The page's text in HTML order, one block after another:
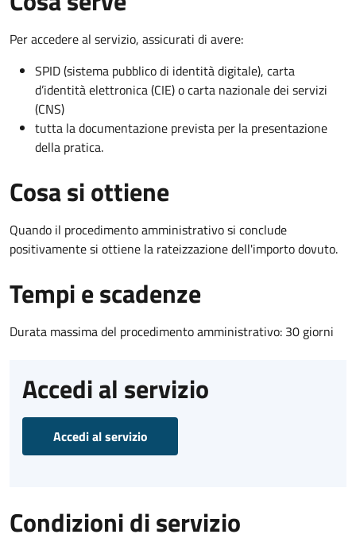
Per accedere al servizio, assicurati di avere:
SPID (sistema pubblico di identità digitale), carta
d’identità elettronica (CIE) o carta nazionale dei servizi
(CNS)
tutta la documentazione prevista per la presentazione
della pratica.
Cosa si ottiene
Quando il procedimento amministrativo si conclude
positivamente si ottiene la rateizzazione dell'importo dovuto.
Tempi e scadenze
Durata massima del procedimento amministrativo: 30 giorni
Accedi al servizio
Accedi al servizio
Condizioni di servizio